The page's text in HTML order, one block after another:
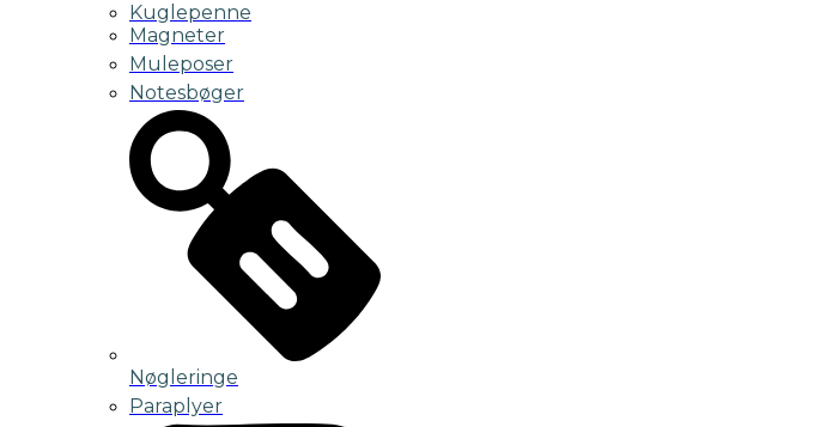
Kuglepenne
Magneter
Muleposer
Notesbøger
Nøgleringe
Paraplyer